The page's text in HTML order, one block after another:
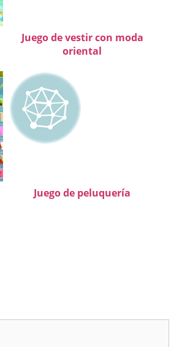
Juego de vestir con moda
oriental
Juego de peluquería